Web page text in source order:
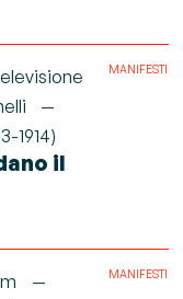
1914)
il
MANIFESTI
MANIFESTI